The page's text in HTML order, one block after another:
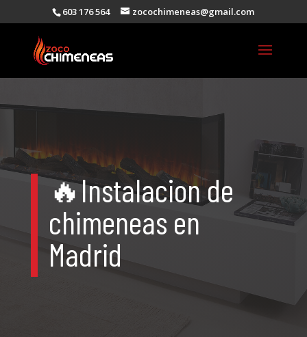
603 176 564 zocochimeneas@gmail.com
🔥Instalacion de
chimeneas en
Madrid